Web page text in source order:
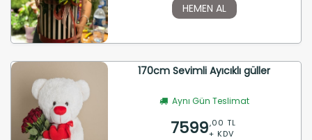
HEMEN AL
170cm Sevimli Ayıcıklı güller
Aynı Gün Teslimat
7599,00 TL
+ KDV